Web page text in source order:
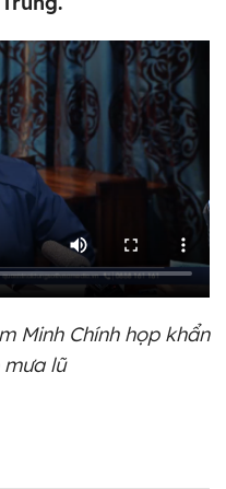
Minh Chính họp khẩn
lũ